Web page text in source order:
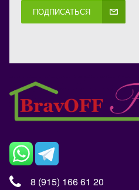
ПОДПИСАТЬСЯ
8 (915) 166 61 20